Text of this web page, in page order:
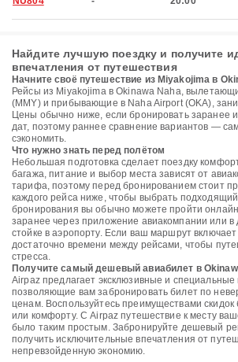
Найдите лучшую поездку и получите
впечатления от путешествия
Начните своё путешествие из Miyakojima в
Рейсы из Miyakojima в Okinawa Naha,
(MMY) и прибывающие в Naha Airport (OKA),
Цены обычно ниже, если бронировать заранее и
дат, поэтому раннее сравнение вариантов —
сэкономить.
Что нужно знать перед полётом
Небольшая подготовка сделает поездку
багажа, питание и выбор места зависят от
тарифа, поэтому перед бронированием стоит
каждого рейса ниже, чтобы выбрать
бронирования вы обычно можете пройти
заранее через приложение авиакомпании или в
стойке в аэропорту. Если ваш маршрут включает
достаточно времени между рейсами, чтобы
стресса.
Получите самый дешевый авиабилет в
Airpaz предлагает эксклюзивные и
позволяющие вам забронировать билет по
ценам. Воспользуйтесь преимуществами скидок
или комфорту. С Airpaz путешествие к месту
было таким простым. Забронируйте дешевый
получить исключительные впечатления от
непревзойденную экономию.